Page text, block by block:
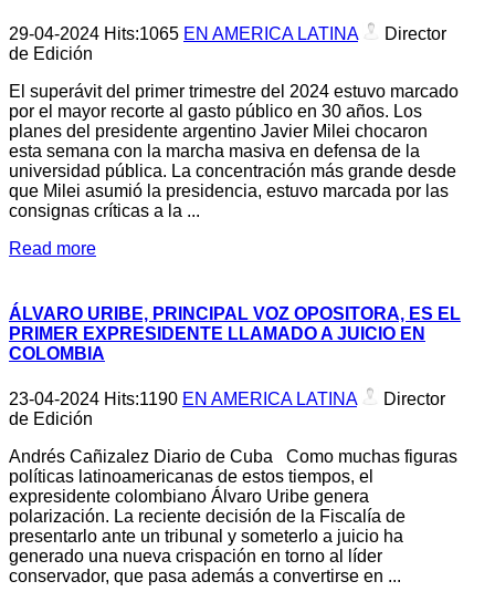
29-04-2024 Hits:1065 EN AMERICA LATINA
Director
de Edición
El superávit del primer trimestre del 2024 estuvo marcado
por el mayor recorte al gasto público en 30 años. Los
planes del presidente argentino Javier Milei chocaron
esta semana con la marcha masiva en defensa de la
universidad pública. La concentración más grande desde
que Milei asumió la presidencia, estuvo marcada por las
consignas críticas a la ...
Read more
ÁLVARO URIBE, PRINCIPAL VOZ OPOSITORA, ES EL
PRIMER EXPRESIDENTE LLAMADO A JUICIO EN
COLOMBIA
23-04-2024 Hits:1190 EN AMERICA LATINA
Director
de Edición
Andrés Cañizalez Diario de Cuba Como muchas figuras
políticas latinoamericanas de estos tiempos, el
expresidente colombiano Álvaro Uribe genera
polarización. La reciente decisión de la Fiscalía de
presentarlo ante un tribunal y someterlo a juicio ha
generado una nueva crispación en torno al líder
conservador, que pasa además a convertirse en ...